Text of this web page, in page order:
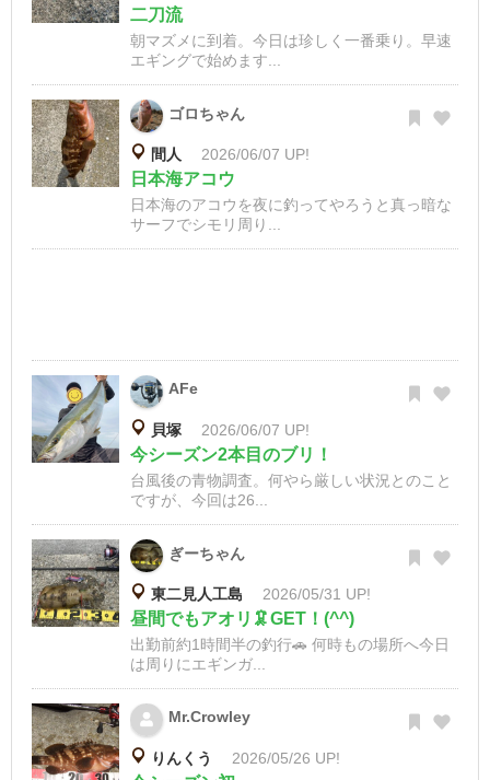
二刀流
朝マズメに到着。今日は珍しく一番乗り。早速
エギングで始めます...
ゴロちゃん
間人 2026/06/07 UP!
日本海アコウ
日本海のアコウを夜に釣ってやろうと真っ暗な
サーフでシモリ周り...
AFe
貝塚 2026/06/07 UP!
今シーズン2本目のブリ！
台風後の青物調査。何やら厳しい状況とのこと
ですが、今回は26...
ぎーちゃん
東二見人工島 2026/05/31 UP!
昼間でもアオリ🦑GET！(^^)
出勤前約1時間半の釣行🚗 何時もの場所へ今日
は周りにエギンガ...
Mr.Crowley
りんくう 2026/05/26 UP!